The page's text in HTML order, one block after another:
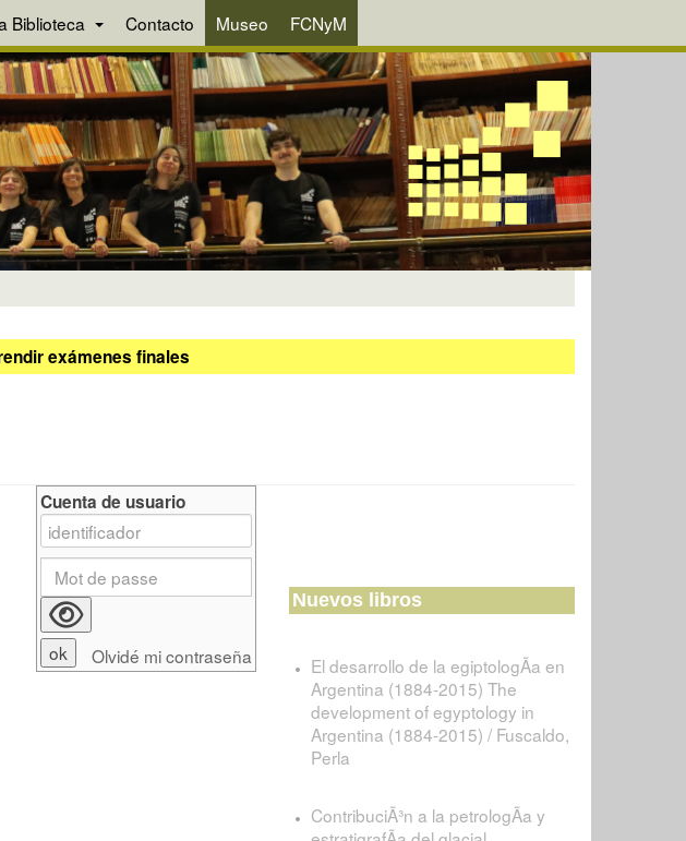
Biblioteca Contacto Museo FCNyM
exámenes finales
Cuenta de usuario
Olvidé mi contraseña
Nuevos libros
El desarrollo de la egiptologÃ­a en
Argentina (1884-2015) The
development of egyptology in
Argentina (1884-2015) / Fuscaldo,
Perla
ContribuciÃ³n a la petrologÃ­a y